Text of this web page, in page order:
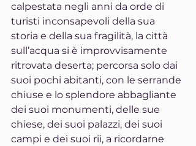
calpestata negli anni da orde di
turisti inconsapevoli della sua
storia e della sua fragilità, la città
sull’acqua si è improvvisamente
ritrovata deserta; percorsa solo dai
suoi pochi abitanti, con le serrande
chiuse e lo splendore abbagliante
dei suoi monumenti, delle sue
chiese, dei suoi palazzi, dei suoi
campi e dei suoi rii, a ricordarne